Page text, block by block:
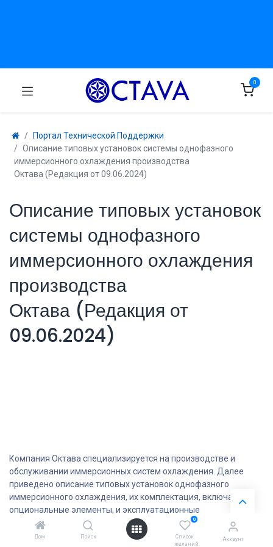
Дом Поиск
0
Список
желаний
Аккаунт
0
Портал Технической Поддержки
Описание типовых установок системы однофазного
иммерсионного охлаждения производства
Октава (Редакция от 09.06.2024)
Описание типовых установок
системы однофазного
иммерсионного охлаждения
производства
Октава (Редакция от
09.06.2024)
Компания Октава специализируется на производстве и
обслуживании иммерсионных систем охлаждения. Далее
приведено описание типовых установок однофазного
иммерсионного охлаждения, их комплектация, включая
опциональные элементы, и эксплуатационные
характеристики.